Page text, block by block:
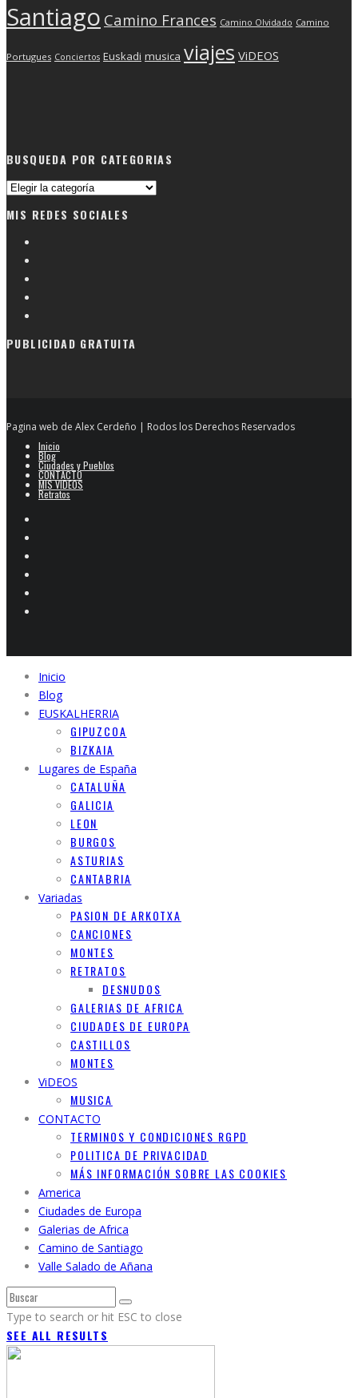
Santiago Camino Frances Camino Olvidado Camino
Portugues Conciertos Euskadi musica viajes ViDEOS
BUSQUEDA POR CATEGORIAS
Busqueda
categorias
MIS REDES SOCIALES
PUBLICIDAD GRATUITA
Pagina web de Alex Cerdeño | Rodos los Derechos Reservados
Inicio
Blog
Ciudades y Pueblos
CONTACTO
MIS VIDEOS
Retratos
Inicio
Blog
EUSKALHERRIA
GIPUZCOA
BIZKAIA
Lugares de España
CATALUÑA
GALICIA
LEON
BURGOS
ASTURIAS
CANTABRIA
Variadas
PASION DE ARKOTXA
CANCIONES
MONTES
RETRATOS
DESNUDOS
GALERIAS DE AFRICA
CIUDADES DE EUROPA
CASTILLOS
MONTES
ViDEOS
MUSICA
CONTACTO
TERMINOS Y CONDICIONES RGPD
POLITICA DE PRIVACIDAD
MÁS INFORMACIÓN SOBRE LAS COOKIES
America
Ciudades de Europa
Galerias de Africa
Camino de Santiago
Valle Salado de Añana
Type to search or hit ESC to close
SEE ALL RESULTS